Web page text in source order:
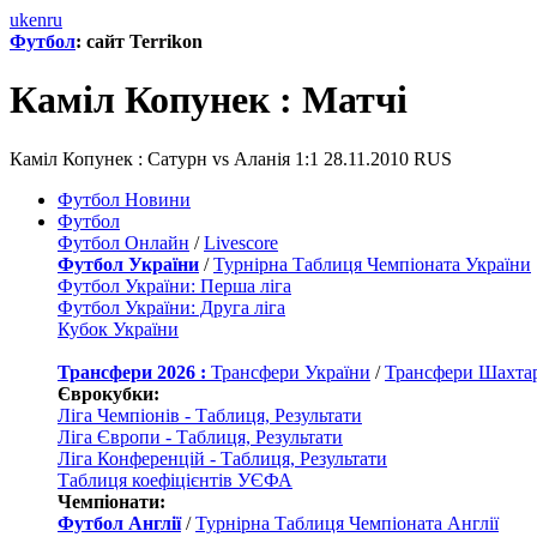
ukenru
Футбол: сайт Terrikon
Каміл Копунек : Матчi
Каміл Копунек : Сатурн vs Аланія 1:1 28.11.2010 RUS
Футбол Новини
Футбол
Футбол Онлайн /Livescore
Футбол України /Турнірна Таблиця Чемпіоната України
Футбол України: Перша ліга
Футбол України: Друга ліга
Кубок України
Трансфери 2026 : Трансфери України /Трансфери
Єврокубки:
Ліга Чемпіонів - Таблиця, Результати
Ліга Європи - Таблиця, Результати
Ліга Конференцій - Таблиця, Результати
Таблиця коефіцієнтів УЄФА
Чемпіонати:
Футбол Англії/Турнірна Таблиця Чемпіоната Англії